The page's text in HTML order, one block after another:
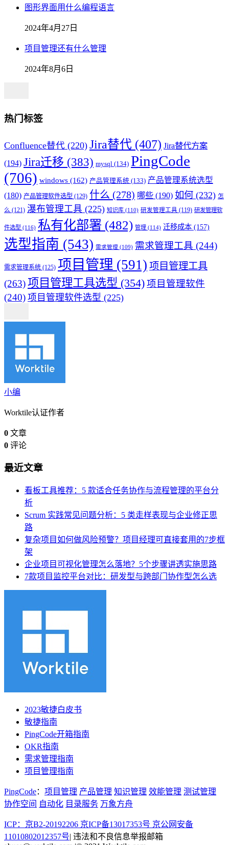
图形界面用什么编程语言
2024年4月27日
项目管理还有什么管理
2024年8月6日
热门标签
Confluence替代 (220) Jira替代 (407) Jira替代方案
(194) Jira迁移 (383) mysql (134) PingCode
(706) windows (162) 产品管理系统 (133) 产品管理系统选型
(180) 产品管理软件选型 (129) 什么 (278) 哪些 (190) 如何 (232) 怎
么 (121) 瀑布管理工具 (225) 知识库 (110) 研发管理工具 (119) 研发管理软
件选型 (116) 私有化部署 (482) 管理 (114) 迁移成本 (157)
选型指南 (543) 需求管理 (109) 需求管理工具 (244)
需求管理系统 (125) 项目管理 (591) 项目管理工具
(263)项目管理工具选型 (354) 项目管理软件
(240) 项目管理软件选型 (225)
小编
Worktile认证作者
0 文章
0 评论
最近文章
看板工具推荐：5 款适合任务协作与流程管理的平台分
析
Scrum 实践常见问题分析：5 类走样表现与企业修正思
路
复杂项目如何做风险预警？项目经理可直接套用的7步框
架
企业项目可视化管理怎么落地？5个步骤讲透实施思路
7款项目监控平台对比：研发型与跨部门协作型怎么选
2023敏捷白皮书
敏捷指南
PingCode开箱指南
OKR指南
需求管理指南
项目管理指南
PingCode： 项目管理 产品管理 知识管理 效能管理 测试管理
协作空间 自动化 目录服务 万象方舟
ICP：京B2-20192206 京ICP备13017353号 京公网安备
11010802012357号| 违法和不良信息举报邮箱